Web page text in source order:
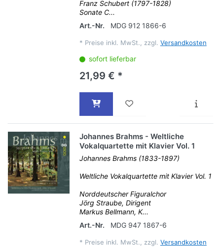
Franz Schubert (1797-1828)
Sonate C...
Art.-Nr.
MDG 912 1866-6
* Preise inkl. MwSt., zzgl. Versandkosten
sofort lieferbar
21,99 € *
Johannes Brahms - Weltliche
Vokalquartette mit Klavier Vol. 1
Johannes Brahms (1833-1897)
Weltliche Vokalquartette mit Klavier Vol. 1
Norddeutscher Figuralchor
Jörg Straube, Dirigent
Markus Bellmann, K...
Art.-Nr.
MDG 947 1867-6
* Preise inkl. MwSt., zzgl. Versandkosten